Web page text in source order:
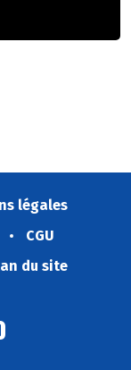
légales
CGU
du site